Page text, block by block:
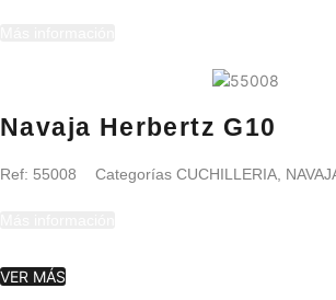
Navaja Herbertz G10
Ref: 55008 Categorías CUCHILLERIA
VER MÁS